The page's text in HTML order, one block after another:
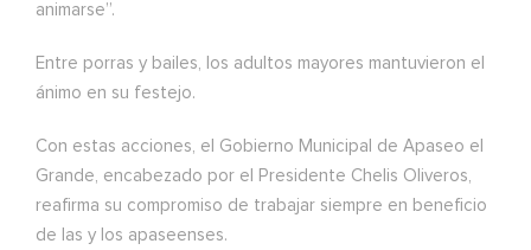
animarse”.
Entre porras y bailes, los adultos mayores mantuvieron el
ánimo en su festejo.
Con estas acciones, el Gobierno Municipal de Apaseo el
Grande, encabezado por el Presidente Chelis Oliveros,
reafirma su compromiso de trabajar siempre en beneficio
de las y los apaseenses.